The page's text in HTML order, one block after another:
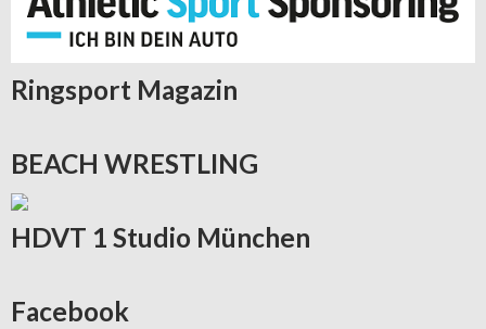
Ringsport Magazin
BEACH WRESTLING
HDVT 1 Studio München
Facebook